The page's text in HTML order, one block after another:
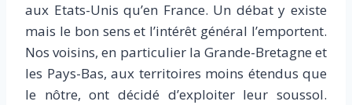
aux Etats-Unis qu’en France. Un débat y existe
mais le bon sens et l’intérêt général l’emportent.
Nos voisins, en particulier la Grande-Bretagne et
les Pays-Bas, aux territoires moins étendus que
le nôtre, ont décidé d’exploiter leur soussol.